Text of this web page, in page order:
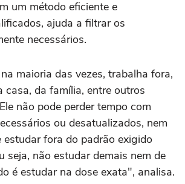
um método eficiente e
ajuda a filtrar os
necessários.
maioria das vezes, trabalha fora,
casa, da família, entre outros
não pode perder tempo com
ou desatualizados, nem
estudar fora do padrão exigido
seja, não estudar demais nem de
é estudar na dose exata", analisa.